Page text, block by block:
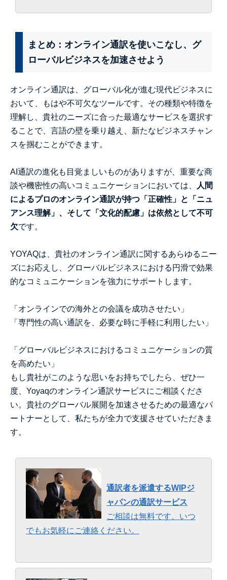
まとめ：オンライン通訳を使いこなし、グ
ローバルビジネスを加速させよう
オンライン通訳は、グローバル化が進む現代ビジネスに
おいて、もはや不可欠なツールです。その種類や特徴を
理解し、貴社のニーズに合った最適なサービスを選択す
ることで、言語の壁を乗り越え、新たなビジネスチャン
スを掴むことができます。
AI通訳の進化も目覚ましいものがありますが、重要な商
談や機密性の高いコミュニケーションにおいては、
人間
によるプロのオンライン通訳が持つ「正確性」と「ニュ
アンス理解」、そして「文化的配慮」は依然として不可
欠です。
YOYAQは、貴社のオンライン通訳に関するあらゆるニー
ズにお応えし、グローバルビジネスにおける円滑で効果
的なコミュニケーションを強力にサポートします。
「オンラインでの海外との会議を成功させたい」
「専門性の高い通訳を、必要な時に手軽に利用したい」
「グローバルビジネスにおけるコミュニケーションの質
を高めたい」
もし貴社がこのような思いをお持ちでしたら、ぜひ一
度、Yoyaqのオンライン通訳サービスにご相談くださ
い。貴社のグローバル展開を加速させるための最適なパ
ートナーとして、私たちが全力で支援させていただきま
す。
通訳者を派遣するWIPジ
ャパンの通訳サービス
ご相談は無料です。いつ
でもお気軽にご連絡ください。